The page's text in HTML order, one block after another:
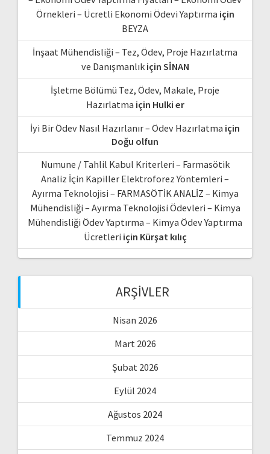
Örnekleri – Ücretli Ekonomi Ödevi Yaptırma için
BEYZA
İnşaat Mühendisliği – Tez, Ödev, Proje Hazırlatma
ve Danışmanlıkiçin SİNAN
İşletme Bölümü Tez, Ödev, Makale, Proje
Hazırlatma için Hulki er
İyi Bir Ödev Nasıl Hazırlanır – Ödev Hazırlatma için
Doğu olfun
Numune / Tahlil Kabul Kriterleri – Farmasötik
Analiz İçin Kapiller Elektroforez Yöntemleri –
Ayırma Teknolojisi – FARMASÖTİK ANALİZ – Kimya
Mühendisliği – Ayırma Teknolojisi Ödevleri – Kimya
Mühendisliği Ödev Yaptırma – Kimya Ödev Yaptırma
Ücretleri için Kürşat kılıç
ARŞIVLER
Nisan 2026
Mart 2026
Şubat 2026
Eylül 2024
Ağustos 2024
Temmuz 2024